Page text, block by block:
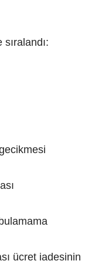
ücret iadesinin